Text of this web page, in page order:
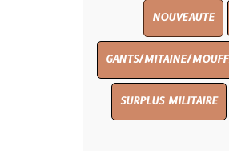
AIRSOFT/
GANTS/MITAINE/MOUFFLE HOLSTER
SURPLUS MILITAIRE T-SHIRT/PULL